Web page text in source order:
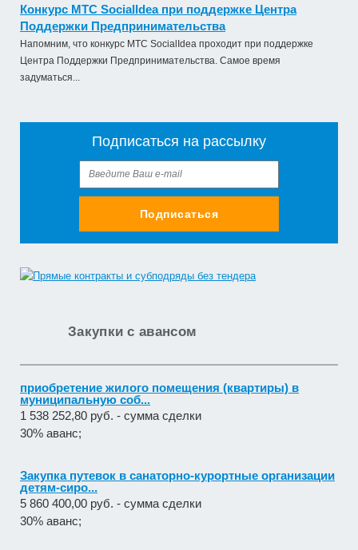
Конкурс МТС SocialIdea при поддержке Центра
Поддержки Предпринимательства
Напомним, что конкурс МТС SocialIdea проходит при поддержке
Центра Поддержки Предпринимательства. Самое время
задуматься...
Подписаться на рассылку
Подписаться
Закупки с авансом
приобретение жилого помещения (квартиры) в
муниципальную соб...
1 538 252,80 руб. - сумма сделки
30% аванс;
Закупка путевок в санаторно-курортные организации
детям-сиро...
5 860 400,00 руб. - сумма сделки
30% аванс;